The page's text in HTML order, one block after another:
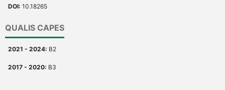
DOI: 10.18265
QUALIS CAPES
2021 - 2024: B2
2017 - 2020: B3